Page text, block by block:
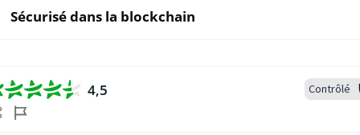
Sécurisé dans la blockchain
4,5 Contrôlé